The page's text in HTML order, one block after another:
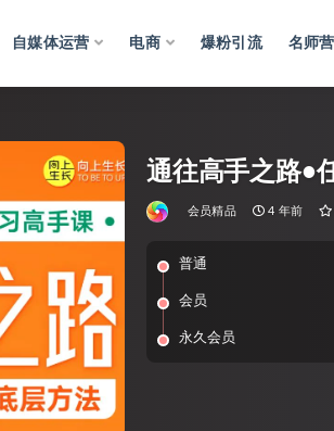
自媒体运营 电商 爆粉引流 名师
通往高手之路•
会员精品 4 年前
普通
会员
永久会员